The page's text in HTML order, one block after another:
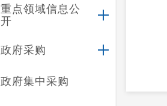
重点领域信息公
开
政府采购
政府集中采购